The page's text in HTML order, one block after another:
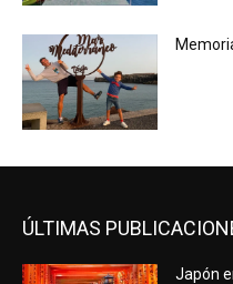
ÚLTIMAS
Japón